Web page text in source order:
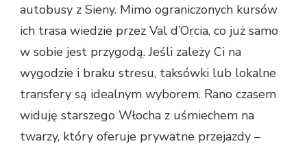
autobusy z Sieny. Mimo ograniczonych kursów
ich trasa wiedzie przez Val d’Orcia, co już samo
w sobie jest przygodą. Jeśli zależy Ci na
wygodzie i braku stresu, taksówki lub lokalne
transfery są idealnym wyborem. Rano czasem
widuję starszego Włocha z uśmiechem na
twarzy, który oferuje prywatne przejazdy –